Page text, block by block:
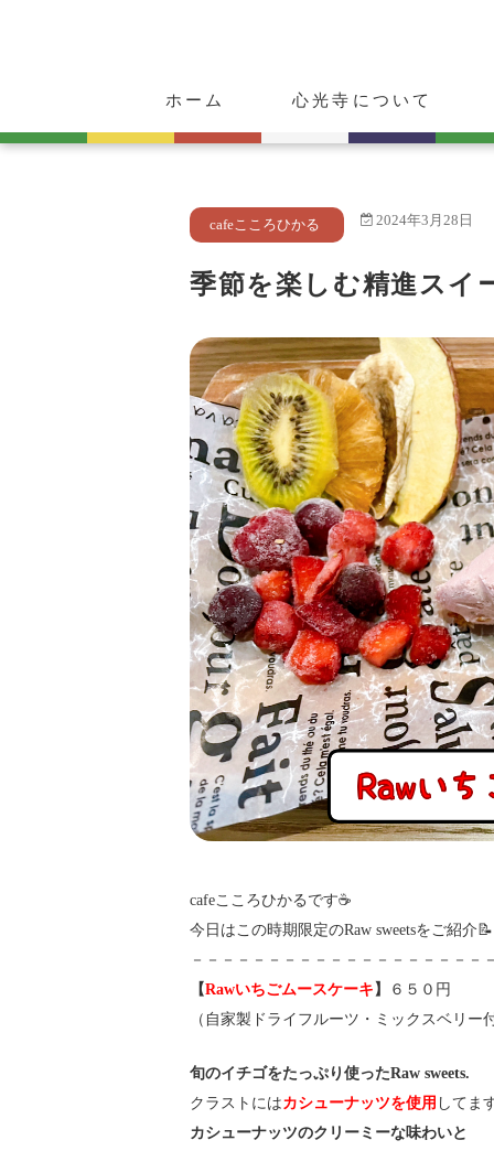
ホーム 心光寺について
ご挨拶
心光寺の歴史
ご朱印・お守り
動物供養のご案内
cafeこころひかる 2024年3月28日
季節を楽しむ精進スイ
cafeこころひかるです☕️
今日はこの時期限定のRaw sweetsをご紹介📝
－－－－－－－－－－－－－－－－－－－
【Rawいちごムースケーキ 】
６５０円
（自家製ドライフルーツ・ミックスベリー
旬のイチゴをたっぷり使ったRaw sweets.
クラストにはカシューナッツを使用 してま
カシューナッツのクリーミーな味わいと